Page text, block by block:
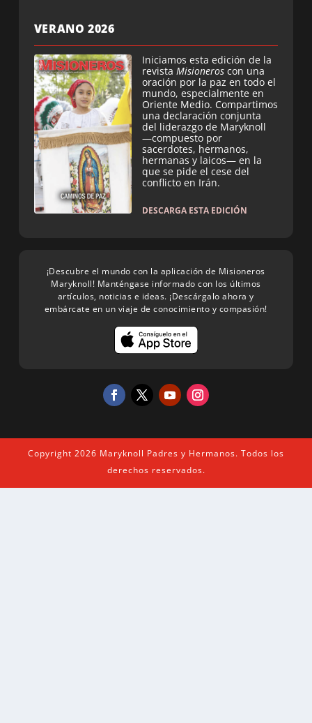
VERANO 2026
Iniciamos esta edición de la
revista Misioneros con una
oración por la paz en todo el
mundo, especialmente en
Oriente Medio. Compartimos
una declaración conjunta
del liderazgo de Maryknoll
—compuesto por
sacerdotes, hermanos,
hermanas y laicos— en la
que se pide el cese del
conflicto en Irán.
DESCARGA ESTA EDICIÓN
¡Descubre el mundo con la aplicación de Misioneros
Maryknoll! Manténgase informado con los últimos
artículos, noticias e ideas. ¡Descárgalo ahora y
embárcate en un viaje de conocimiento y compasión!
Copyright 2026 Maryknoll Padres y Hermanos. Todos los
derechos reservados.